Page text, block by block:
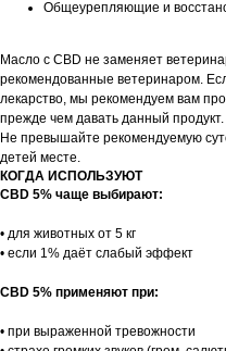
Общеурепляющие и
Масло с CBD не заменяет
рекомендованные ветеринаром.
лекарство, мы рекомендуем вам
прежде чем давать данный
Не превышайте рекомендуемую
детей месте.
КОГДА ИСПОЛЬЗУЮТ
CBD 5% чаще выбирают:
• для животных от 5 кг
• если 1% даёт слабый эффект
CBD 5% применяют при:
• при выраженной тревожности